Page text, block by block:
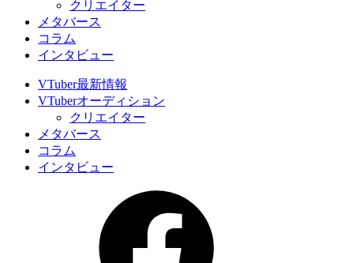
クリエイター
メタバース
コラム
インタビュー
VTuber最新情報
VTuberオーディション
クリエイター
メタバース
コラム
インタビュー